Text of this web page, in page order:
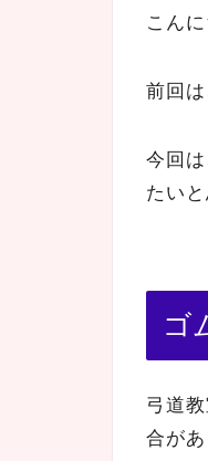
こん
前回は
今回
たいと
ゴ
弓道
合が